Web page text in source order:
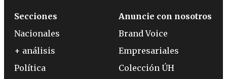
Secciones
Nacionales
+ análisis
Política
Anuncie con nosotros
Brand Voice
Empresariales
Colección ÚH